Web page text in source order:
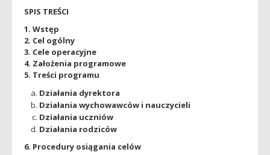
SPIS TREŚCI
1. Wstęp
2. Cel ogólny
3. Cele operacyjne
4. Założenia programowe
5. Treści programu
Działania dyrektora
Działania wychowawców i nauczycieli
Działania uczniów
Działania rodziców
6. Procedury osiągania celów